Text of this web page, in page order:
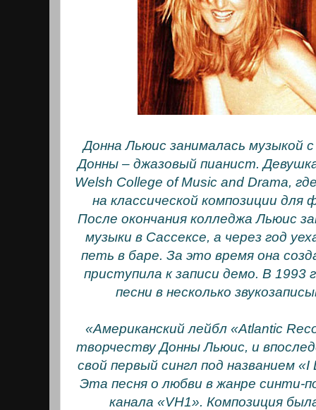
Донна Льюис занималась музыкой
Донны – джазовый пианист.
Welsh College of Music and Drama,
на классической композиции
После окончания колледжа Льюис
музыки в Сассексе, а через год
петь в баре. За это время она
приступила к записи демо. В 1993
песни в несколько
«Американский лейбл «Atlantic
творчеству Донны Льюис, и
свой первый сингл под названием
Эта песня о любви в жанре синти-
канала «VH1». Композиция